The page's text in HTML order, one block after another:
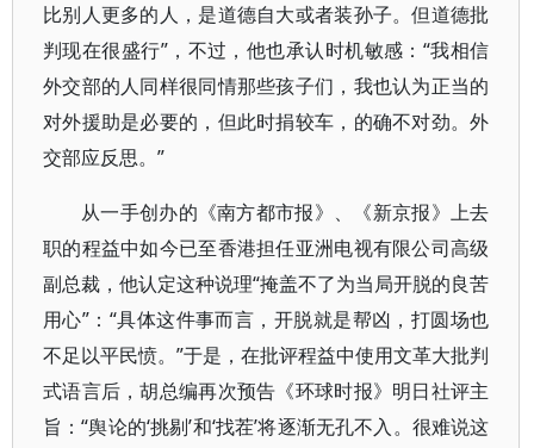
比别人更多的人，是道德自大或者装孙子。但道德批
判现在很盛行”，不过，他也承认时机敏感：“我相信
外交部的人同样很同情那些孩子们，我也认为正当的
对外援助是必要的，但此时捐较车，的确不对劲。外
交部应反思。”
从一手创办的《南方都市报》、《新京报》上去
职的程益中如今已至香港担任亚洲电视有限公司高级
副总裁，他认定这种说理“掩盖不了为当局开脱的良苦
用心”：“具体这件事而言，开脱就是帮凶，打圆场也
不足以平民愤。”于是，在批评程益中使用文革大批判
式语言后，胡总编再次预告《环球时报》明日社评主
旨：“舆论的‘挑剔’和‘找茬’将逐渐无孔不入。很难说这